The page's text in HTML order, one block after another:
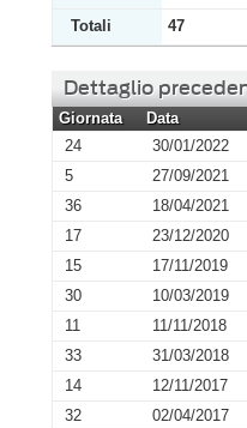
Totali
47
Dettaglio
Giornata Data
24
30/01/2022
5
27/09/2021
36
18/04/2021
17
23/12/2020
15
17/11/2019
30
10/03/2019
11
11/11/2018
33
31/03/2018
14
12/11/2017
32
02/04/2017